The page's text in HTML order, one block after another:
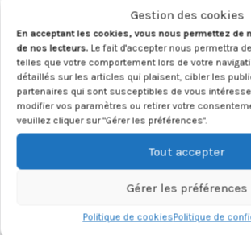
Gestion des cookies
En acceptant les cookies, vous nous permettez de
de nos lecteurs. Le fait d'accepter nous permettra
telles que votre comportement lors de votre
détaillés sur les articles qui plaisent, cibler les
partenaires qui sont susceptibles de vous
modifier vos paramètres ou retirer votre
veuillez cliquer sur "Gérer les préférences".
Tout accepter
Gérer les préférences
Politique de cookiesPolitique de
Découvrez en
chiffres Roro
Le sport étant constamment en
nombreux ouvrages scientifiques
cohérence et une fiabilité à ses
écrits sur ce site. Perpétuellement à
des coachs sportifs / préparateurs
toute l’Europe pour certaines